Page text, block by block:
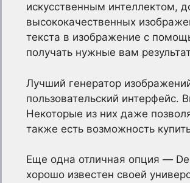
искусственным интеллектом,
высококачественных
текста в изображение с
получать нужные вам
Лучший генератор
пользовательский интерфейс.
Некоторые из них даже
также есть возможность
Еще одна отличная опция —
хорошо известен своей